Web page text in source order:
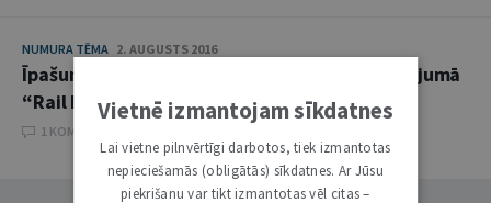
NUMURA TĒMA 2. AUGUSTS 2016
Īpašuma maiņa piespiedu atsavināšanas gadījumā
“Rail Baltica” ietvaros
1 KOMENTĀRI
Vietnē izmantojam sīkdatnes
Lai vietne pilnvērtīgi darbotos, tiek izmantotas
nepieciešamās (obligātās) sīkdatnes. Ar Jūsu
piekrišanu var tikt izmantotas vēl citas –